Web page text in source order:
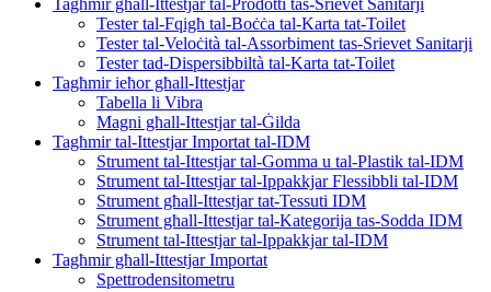
Tester tal-Fqigħ tal-Boċċa tal-Karta tat-Toilet
Tester tal-Veloċità tal-Assorbiment tas-Srievet Sanitarji
Tester tad-Dispersibbiltà tal-Karta tat-Toilet
Tagħmir ieħor għall-Ittestjar
Tabella li Vibra
Magni għall-Ittestjar tal-Ġilda
Tagħmir tal-Ittestjar Importat tal-IDM
Strument tal-Ittestjar tal-Gomma u tal-Plastik tal-IDM
Strument tal-Ittestjar tal-Ippakkjar Flessibbli tal-IDM
Strument għall-Ittestjar tat-Tessuti IDM
Strument għall-Ittestjar tal-Kategorija tas-Sodda IDM
Strument tal-Ittestjar tal-Ippakkjar tal-IDM
Tagħmir għall-Ittestjar Importat
Spettrodensitometru